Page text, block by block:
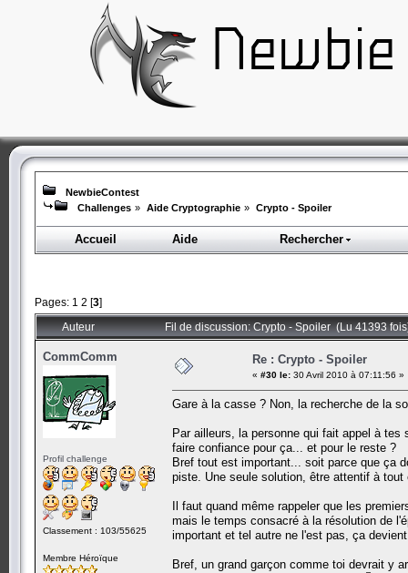
NewbieContest
Challenges » Aide Cryptographie » Crypto - Spoiler
Accueil Aide Rechercher
Pages: 1 2 [3]
Auteur Fil de discussion: Crypto - Spoiler (Lu 41393
CommComm
Profil challenge
Classement : 103/55625
Membre Héroïque
Re : Crypto - Spoiler
« #30 le: 30 Avril 2010 à 07:11:56 »
Gare à la casse ? Non, la recherche de la
Par ailleurs, la personne qui fait appel à
faire confiance pour ça... et pour le reste ?
Bref tout est important... soit parce que ça
piste. Une seule solution, être attentif à
Il faut quand même rappeler que les
mais le temps consacré à la résolution de
important et tel autre ne l'est pas, ça
Bref, un grand garçon comme toi devrait y